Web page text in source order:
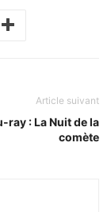
Article suivant
ray : La Nuit de la
comète